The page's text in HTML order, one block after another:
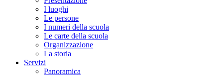
I luoghi
Le persone
I numeri della scuola
Le carte della scuola
Organizzazione
La storia
Servizi
Panoramica